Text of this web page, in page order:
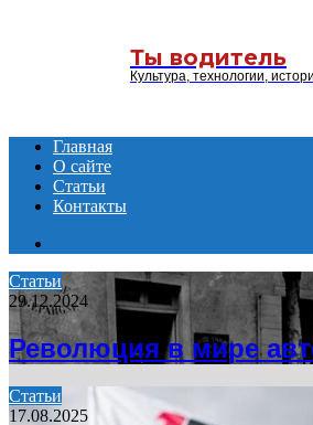
Ты водитель
Культура, технологии,
Главная
О сайте
Статьи
Контакты
Статьи
29.12.2024
Революция в мире
Статьи
17.08.2025